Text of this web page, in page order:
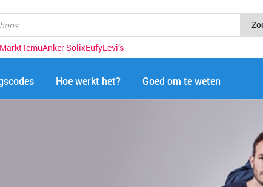
TemuAnker SolixEufyLevi’s
Hoe werkt het? Goed om te weten